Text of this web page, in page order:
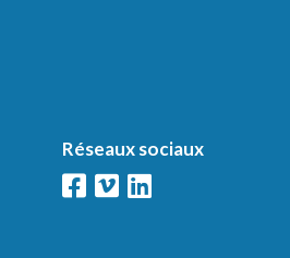
Réseaux sociaux